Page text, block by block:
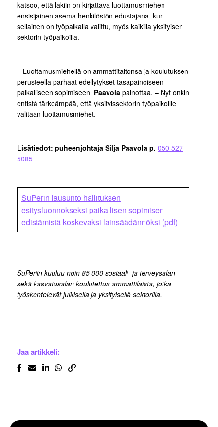
katsoo, että lakiin on kirjattava luottamusmiehen
ensisijainen asema henkilöstön edustajana, kun
sellainen on työpaikalla valittu, myös kaikilla yksityisen
sektorin työpaikoilla.
– Luottamusmiehellä on ammattitaitonsa ja koulutuksen
perusteella parhaat edellytykset tasapainoiseen
paikalliseen sopimiseen, Paavola painottaa. – Nyt onkin
entistä tärkeämpää, että yksityissektorin työpaikoille
valitaan luottamusmiehet.
Lisätiedot: puheenjohtaja Silja Paavola p. 050 527
5085
SuPerin lausunto hallituksen
esitysluonnokseksi paikallisen sopimisen
edistämistä koskevaksi lainsäädännöksi (pdf)
SuPeriin kuuluu noin 85 000 sosiaali- ja terveysalan
sekä kasvatusalan koulutettua ammattilaista, jotka
työskentelevät julkisella ja yksityisellä sektorilla.
Jaa artikkeli: